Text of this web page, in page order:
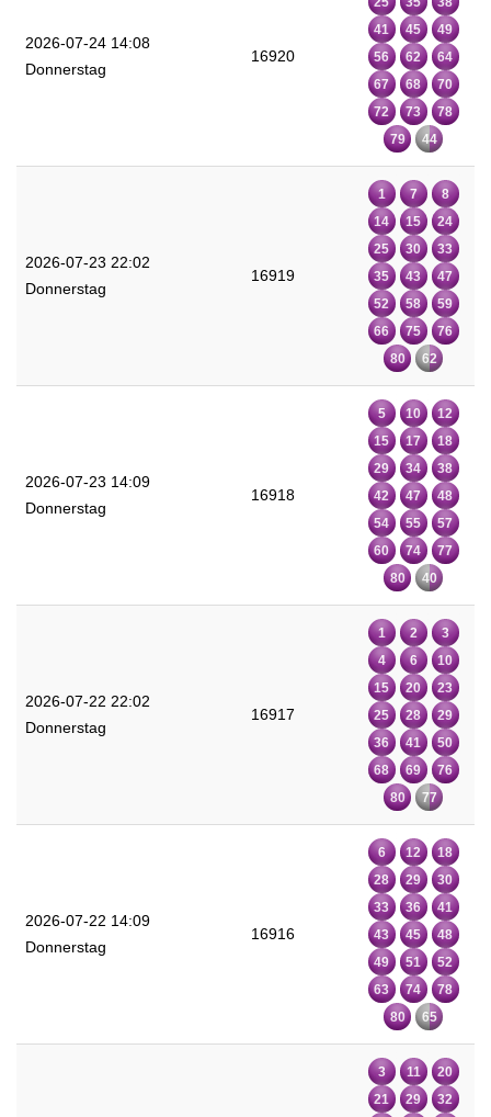
2026-07-24 14:08
Donnerstag
16920
41
45
49
56
62
64
67
68
70
72
73
78
79
44
2026-07-23 22:02
Donnerstag
16919
1 7
8
14
15
24
25
30
33
35
43
47
52
58
59
66
75
76
80
62
2026-07-23 14:09
Donnerstag
16918
5 10
12
15
17
18
29
34
38
42
47
48
54
55
57
60
74
77
80
40
2026-07-22 22:02
Donnerstag
16917
1 2
3
4
6
10
15
20
23
25
28
29
36
41
50
68
69
76
80
77
2026-07-22 14:09
Donnerstag
16916
6 12
18
28
29
30
33
36
41
43
45
48
49
51
52
63
74
78
80
65
3 11
20
21
29
32